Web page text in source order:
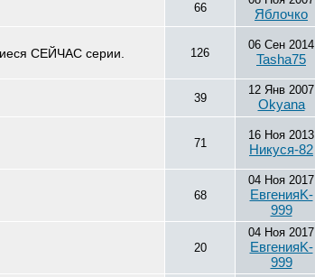
66 Яблочко
СЕЙЧАС серии.
126
06 Сен 2014
Tasha75
39
12 Янв 2007
Okyana
71
16 Ноя 2013
Никуся-82
68
04 Ноя 2017
ЕвгенияK-
999
20
04 Ноя 2017
ЕвгенияK-
999